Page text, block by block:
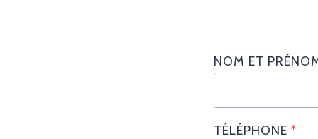
NOM ET
TÉLÉPHONE *